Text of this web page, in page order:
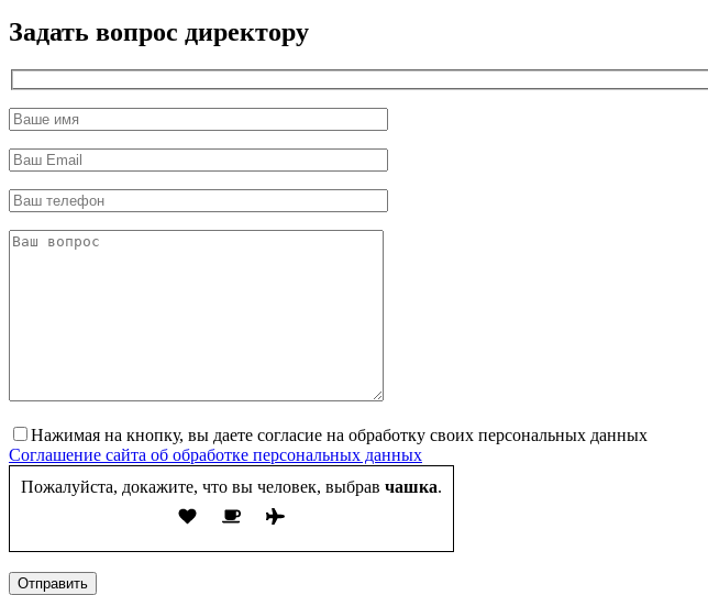
Задать вопрос директору
Нажимая на кнопку, вы даете согласие на обработку своих персональных данных
Соглашение сайта об обработке персональных данных
Пожалуйста, докажите, что вы человек, выбрав чашка.
Отправить